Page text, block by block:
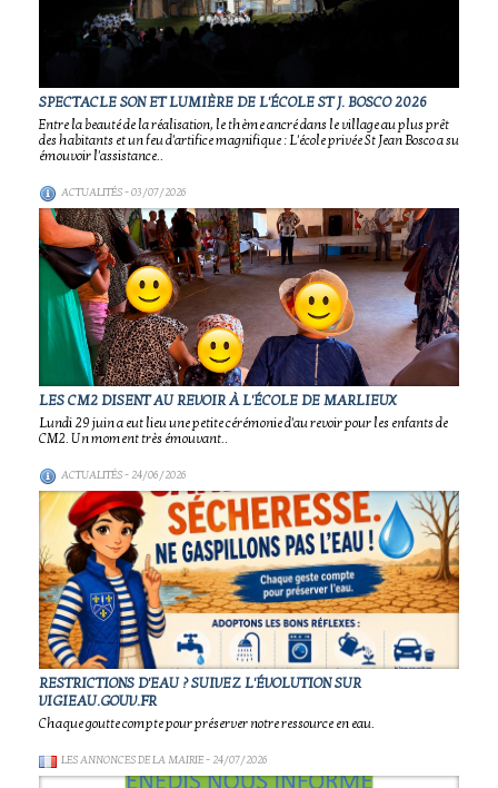
SPECTACLE SON ET LUMIÈRE DE L'ÉCOLE ST J. BOSCO 2026
Entre la beauté de la réalisation, le thème ancré dans le village au plus prêt
des habitants et un feu d'artifice magnifique : L'école privée St Jean Bosco a su
émouvoir l'assistance..
ACTUALITÉS- 03/07/2026
LES CM2 DISENT AU REVOIR À L'ÉCOLE DE MARLIEUX
Lundi 29 juin a eut lieu une petite cérémonie d'au revoir pour les enfants de
CM2. Un moment très émouvant..
ACTUALITÉS- 24/06/2026
RESTRICTIONS D'EAU ? SUIVEZ L'ÉVOLUTION SUR
VIGIEAU.GOUV.FR
Chaque goutte compte pour préserver notre ressource en eau.
LES ANNONCES DE LA MAIRIE- 24/07/2026